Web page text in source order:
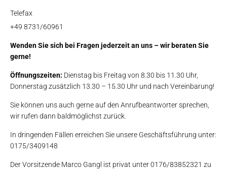
Telefax
+49 8731/60961
Wenden Sie sich bei Fragen jederzeit an uns – wir beraten Sie
gerne!
Öffnungszeiten: Dienstag bis Freitag von 8.30 bis 11.30 Uhr,
Donnerstag zusätzlich 13.30 – 15.30 Uhr und nach Vereinbarung!
Sie können uns auch gerne auf den Anrufbeantworter sprechen,
wir rufen dann baldmöglichst zurück.
In dringenden Fällen erreichen Sie unsere Geschäftsführung unter:
0175/3409148
Der Vorsitzende Marco Gangl ist privat unter 0176/83852321 zu